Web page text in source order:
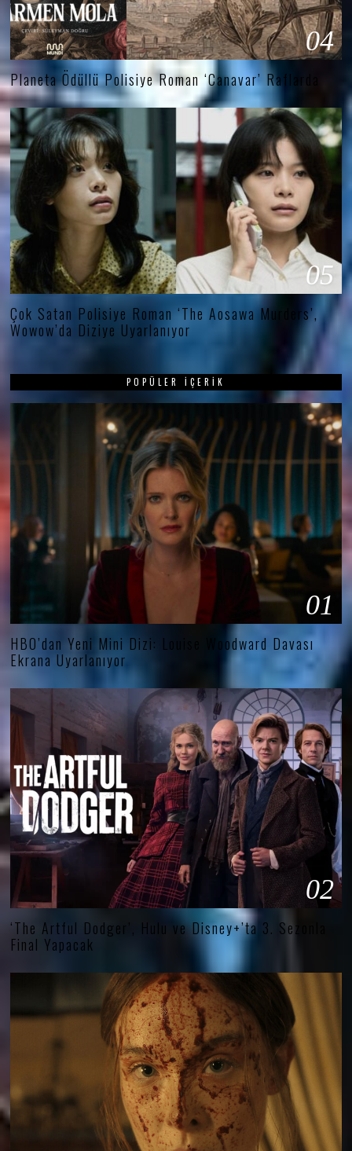
04
Planeta Ödüllü Polisiye Roman ‘Canavar’ Raflarda
05
Çok Satan Polisiye Roman ‘The Aosawa Murders’,
Wowow’da Diziye Uyarlanıyor
POPÜLER İÇERIK
01
HBO’dan Yeni Mini Dizi: Louise Woodward Davası
Ekrana Uyarlanıyor
02
‘The Artful Dodger’, Hulu ve Disney+’ta 3. Sezonla
Final Yapacak